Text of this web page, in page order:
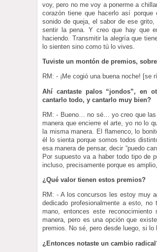
voy, pero no me voy a ponerme a
corazón tiene que hacerlo así
sonido de queja, el sabor de ese
sentir la pena. Y creo que hay que
haciendo. Transmitir la alegría que
lo sienten sino como tú lo vives.
Tuviste un montón de premios,
RM: - ¡Me cogió una buena noche! [se
Ahí cantaste palos “jondos”, en
cantarlo todo, y cantarlo muy bien?
RM: - Bueno… no sé… yo creo que las
manera que encierre el arte, yo no lo
la misma manera. El flamenco, lo
él lo sienta porque somos todos
esa manera de pensar, decir “puedo
Por supuesto va a haber todo tipo de
incluso, precisamente porque es
¿Qué valor tienen estos premios?
RM: - A los concursos les estoy muy
dedicado profesionalmente a esto,
mano, entonces este
manera, pero es una opción que
premios. No sé, pero desde luego, si
¿Entonces notaste un cambio